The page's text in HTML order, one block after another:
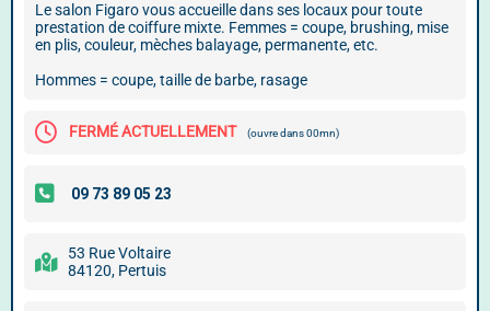
Le salon Figaro vous accueille dans ses locaux pour toute
prestation de coiffure mixte. Femmes = coupe, brushing, mise
en plis, couleur, mèches balayage, permanente, etc.
Hommes = coupe, taille de barbe, rasage
FERMÉ ACTUELLEMENT (ouvre dans 00mn)
53 Rue Voltaire
84120, Pertuis